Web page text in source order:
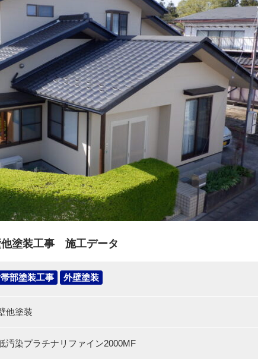
塗装工事 施工データ
部塗装工事 外壁塗装
他塗装
汚染プラチナリファイン2000MF